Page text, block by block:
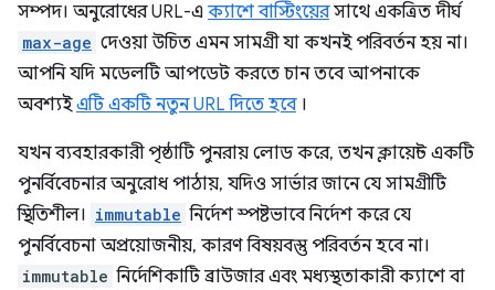
সম্পদ। অনুরোধের URL-এ ক্যাশে বাস্টিংয়েরসাথে একত্রিত দীর্ঘ
max-age দেওয়া উচিত এমন সামগ্রী যা কখনই পরিবর্তন হয় না।
আপনি যদি মডেলটি আপডেট করতে চান তবে আপনাকে
অবশ্যইএটি একটি নতুন URL দিতে হবে।
যখন ব্যবহারকারী পৃষ্ঠাটি পুনরায় লোড করে, তখন ক্লায়েন্ট একটি
পুনর্বিবেচনার অনুরোধ পাঠায়, যদিও সার্ভার জানে যে সামগ্রীটি
স্থিতিশীল। immutable নির্দেশ স্পষ্টভাবে নির্দেশ করে যে
পুনর্বিবেচনা অপ্রয়োজনীয়, কারণ বিষয়বস্তু পরিবর্তন হবে না।
immutable নির্দেশিকাটি ব্রাউজার এবং মধ্যস্থতাকারী ক্যাশে বা